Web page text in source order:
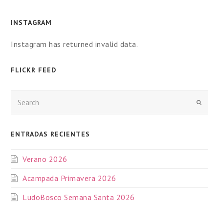
INSTAGRAM
Instagram has returned invalid data.
FLICKR FEED
Enviar
ENTRADAS RECIENTES
Verano 2026
Acampada Primavera 2026
LudoBosco Semana Santa 2026